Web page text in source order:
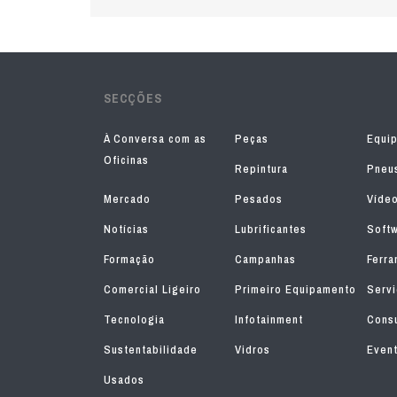
SECÇÕES
À Conversa com as
Oficinas
Peças
Repintura
Mercado
Pesados
Notícias
Lubrificantes
Formação
Campanhas
Comercial Ligeiro
Primeiro Equipamento
Tecnologia
Infotainment
Sustentabilidade
Vidros
Usados